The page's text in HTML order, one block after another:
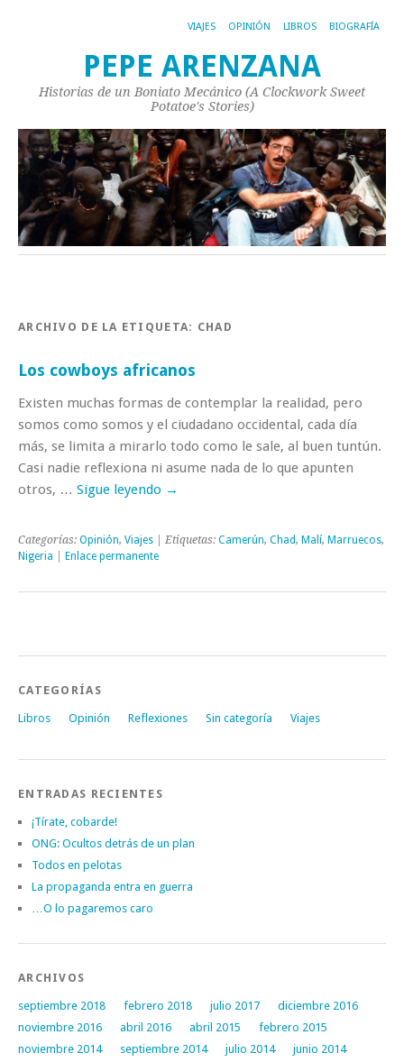
VIAJES OPINIÓN LIBROS BIOGRAFÍA
PEPE ARENZANA
Historias de un Boniato Mecánico (A Clockwork Sweet
Potatoe's Stories)
ARCHIVO DE LA ETIQUETA: CHAD
Los cowboys africanos
Existen muchas formas de contemplar la realidad, pero
somos como somos y el ciudadano occidental, cada día
más, se limita a mirarlo todo como le sale, al buen tuntún.
Casi nadie reflexiona ni asume nada de lo que apunten
otros, … Sigue leyendo →
Categorías: Opinión, Viajes | Etiquetas: Camerún, Chad, Malí, Marruecos,
Nigeria
Enlace permanente
CATEGORÍAS
Libros Opinión Reflexiones Sin categoría Viajes
ENTRADAS RECIENTES
¡Tírate, cobarde!
ONG: Ocultos detrás de un plan
Todos en pelotas
La propaganda entra en guerra
…O lo pagaremos caro
ARCHIVOS
septiembre 2018 febrero 2018 julio 2017
diciembre 2016
noviembre 2016
abril 2016 abril 2015
febrero 2015
noviembre 2014
septiembre 2014 julio 2014
junio 2014